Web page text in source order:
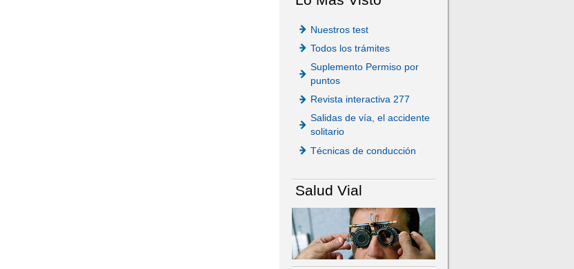
Nuestros test
Todos los trámites
Suplemento Permiso por
puntos
Revista interactiva 277
Salidas de vía, el accidente
solitario
Técnicas de conducción
Salud Vial